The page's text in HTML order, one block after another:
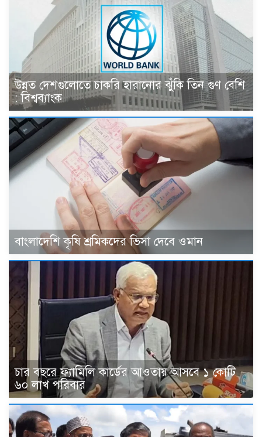
উন্নত দেশগুলোতে চাকরি হারানোর ঝুঁকি তিন গুণ বেশি
: বিশ্বব্যাংক
বাংলাদেশি কৃষি শ্রমিকদের ভিসা দেবে ওমান
চার বছরে ফ্যামিলি কার্ডের আওতায় আসবে ১ কোটি
৬০ লাখ পরিবার